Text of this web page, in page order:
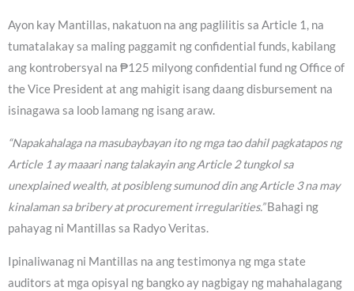
Ayon kay Mantillas, nakatuon na ang paglilitis sa Article 1, na
tumatalakay sa maling paggamit ng confidential funds, kabilang
ang kontrobersyal na ₱125 milyong confidential fund ng Office of
the Vice President at ang mahigit isang daang disbursement na
isinagawa sa loob lamang ng isang araw.
“Napakahalaga na masubaybayan ito ng mga tao dahil pagkatapos ng
Article 1 ay maaari nang talakayin ang Article 2 tungkol sa
unexplained wealth, at posibleng sumunod din ang Article 3 na may
kinalaman sa bribery at procurement irregularities.”Bahagi ng
pahayag ni Mantillas sa Radyo Veritas.
Ipinaliwanag ni Mantillas na ang testimonya ng mga state
auditors at mga opisyal ng bangko ay nagbigay ng mahahalagang